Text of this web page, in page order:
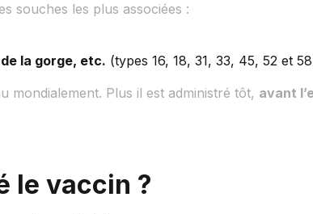
souches les plus associées :
la gorge, etc. (types 16, 18, 31, 33, 45, 52 et
mondialement. Plus il est administré tôt, avant
le vaccin ?